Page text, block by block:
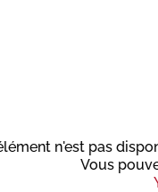
n'est pas
Vous